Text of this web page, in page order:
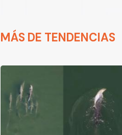
MÁS DE TENDENCIAS